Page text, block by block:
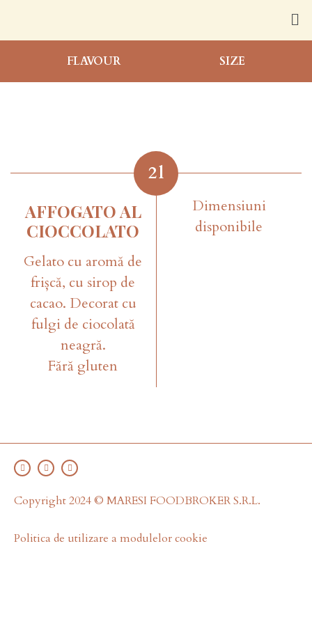
FLAVOUR SIZE
2l
AFFOGATO AL
CIOCCOLATO
Gelato cu aromă de
frișcă, cu sirop de
cacao. Decorat cu
fulgi de ciocolată
neagră.
Fără gluten
Dimensiuni
disponibile
Copyright 2024 © MARESI FOODBROKER S.R.L.
Politica de utilizare a modulelor cookie